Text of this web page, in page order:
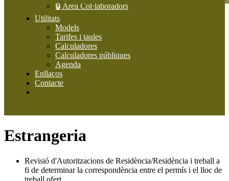
🔒 Àrea Col·laboradors
Utilitats
Models
Tarifes i taules
Calculadores
Calculadores públiques
Agenda
Enllaços
Contacte
Estrangeria
Revisió d'Autoritzacions de Residència/Residència i treball a
fi de determinar la correspondència entre el permís i el lloc de
treball ofert.